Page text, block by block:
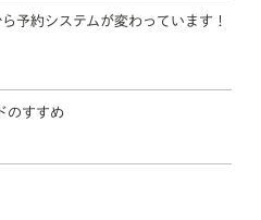
予約システムが変わっています！
のすすめ